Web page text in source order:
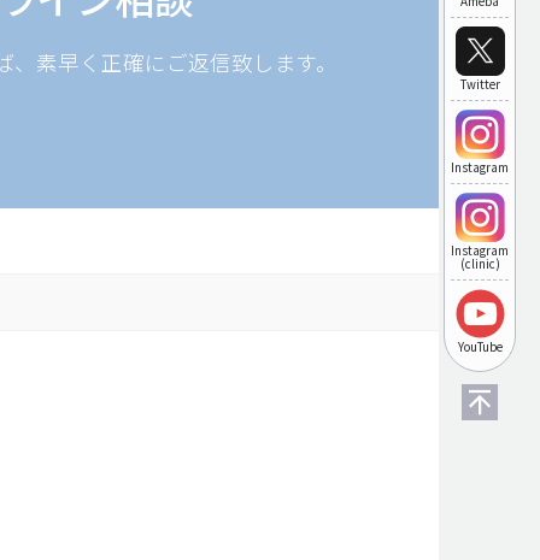
Twitter
Instagram
Instagram
(clinic)
YouTube
素早く正確にご返信致します。